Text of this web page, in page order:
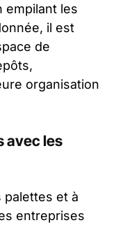
empilant les
il est
de
organisation
avec les
palettes et à
entreprises